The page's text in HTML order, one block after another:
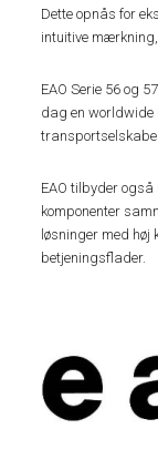
Dette opnås for
intuitive mærkning,
EAO Serie 56 og
dag en
EAO tilbyder
komponenter
løsninger med høj
betjeningsflader.